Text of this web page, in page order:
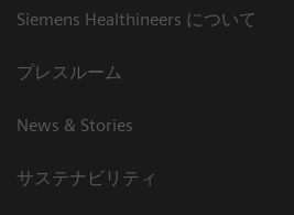
Siemens Healthineers について
プレスルーム
News & Stories
サステナビリティ